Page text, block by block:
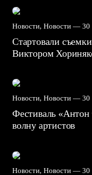
Новости, Новости — 30
Стартовали
Виктором
Новости, Новости — 30
Фестиваль «Антон
волну артистов
Новости, Новости — 30